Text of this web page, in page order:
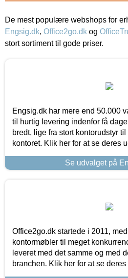
De mest populære webshops for
Engsig.dk, Office2go.dk og
stort sortiment til gode priser.
Engsig.dk har mere end 50.000
til hurtig levering indenfor få
bredt, lige fra stort kontorudstyr
kontoret. Klik her for at se deres
Se udvalget på
Office2go.dk startede i 2011,
kontormøbler til meget
leveret med det samme og med
branchen. Klik her for at se deres